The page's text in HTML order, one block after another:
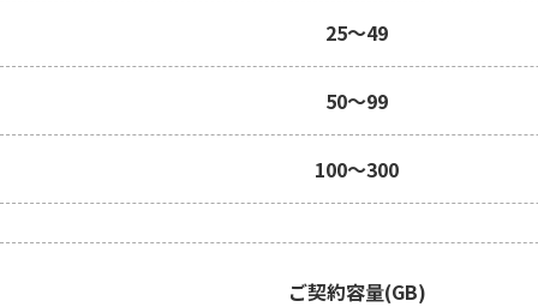
25～49
50～99
100～300
ご契約容量(GB)